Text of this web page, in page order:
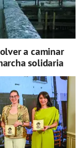
a caminar
solidaria